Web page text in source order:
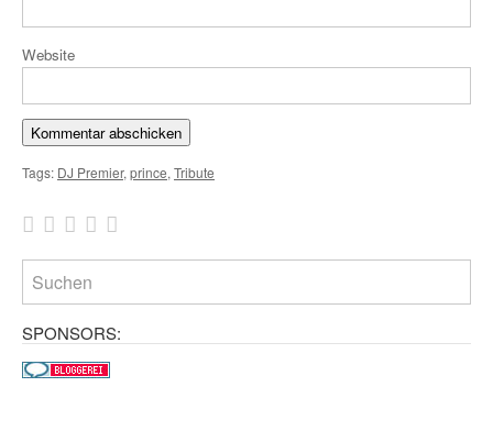
Website
Tags: DJ Premier, prince, Tribute
SPONSORS: